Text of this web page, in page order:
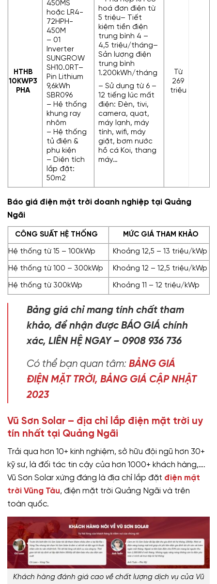
HTHB
10KWP3
PHA
450MS
hoặc LR4-
72HPH-
450M
– 01
Inverter
SUNGROW
SH10.0RT–
Pin Lithium
9,6kWh
SBR096
– Hệ thống
khung ray
nhôm
– Hệ thống
tủ điện &
phụ kiện
– Diện tích
lắp đặt:
50m2
hoá đơn điện từ
5 triệu– Tiết
kiệm tiền điện
trung bình 4 –
4,5 triệu/tháng–
Sản lượng điện
trung bình
1.200kWh/tháng
– Sử dụng từ 6 –
12 tiếng lúc mất
điện: Đèn, tivi,
camera, quạt,
máy lạnh, máy
tính, wifi, máy
giặt, bơm nước
hồ cá Koi, thang
máy…
Từ
269
triệu
Báo giá điện mặt trời doanh nghiệp tại Quảng
Ngãi
CÔNG SUẤT HỆ THỐNG MỨC GIÁ THAM KHẢO
Hệ thống từ 15 – 100kWp Khoảng 12,5 – 13 triệu/kWp
Hệ thống từ 100 – 300kWp Khoảng 12 – 12,5 triệu/kWp
Hệ thống từ 300kWp Khoảng 11 – 12 triệu/kWp
Bảng giá chỉ mang tính chất tham
khảo, để nhận được BÁO GIÁ chính
xác, LIÊN HỆ NGAY – 0908 936 736
Có thể bạn quan tâm:BẢNG GIÁ
ĐIỆN MẶT TRỜI, BẢNG GIÁ CẬP NHẬT
2023
Vũ Sơn Solar – địa chỉ lắp điện mặt trời uy
tín nhất tại Quảng Ngãi
Trải qua hơn 10+ kinh nghiệm, sở hữu đội ngũ hơn 30+
kỹ sư, là đối tác tin cậy của hơn 1000+ khách hàng,….
Vũ Sơn Solar xứng đáng là địa chỉ lắp đặt điện mặt
trời Vũng Tàu, điện mặt trời Quảng Ngãi và trên
toàn quốc.
Khách hàng đánh giá cao về chất lượng dịch vụ của Vũ